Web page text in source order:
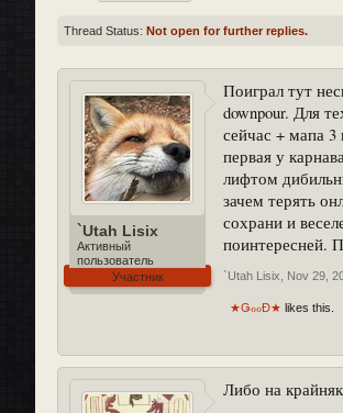
Thread Status: Not open for further replies.
`Utah Lisix
Активный
пользователь
Участник
Поиграл тут
downpour. Для
сейчас + мапа
первая у
лифтом
зачем терять
сохрани и
поинтересней.
`Utah Lisix Nov 29,
★ǤℴℴĐ★ likes this.
Либо на